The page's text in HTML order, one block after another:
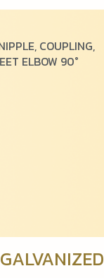
COUPLING,
ELBOW 90°